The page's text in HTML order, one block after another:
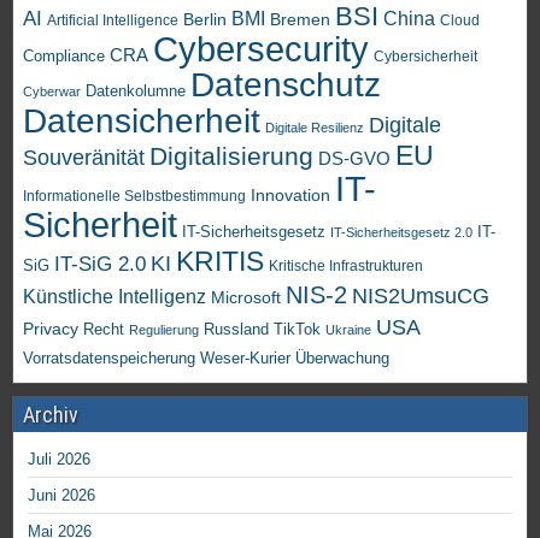
AI Artificial Intelligence Berlin BMI Bremen BSI China Cloud
Compliance CRA Cybersecurity Cybersicherheit
Cyberwar Datenkolumne Datenschutz
Datensicherheit Digitale Resilienz Digitale
Souveränität Digitalisierung DS-GVO EU
Informationelle Selbstbestimmung Innovation IT-
Sicherheit IT-Sicherheitsgesetz IT-Sicherheitsgesetz 2.0
IT-
SiG IT-SiG 2.0 KI KRITIS Kritische Infrastrukturen
Künstliche Intelligenz Microsoft NIS-2 NIS2UmsuCG
Privacy Recht Regulierung Russland TikTok Ukraine USA
Vorratsdatenspeicherung Weser-Kurier Überwachung
Archiv
Juli 2026
Juni 2026
Mai 2026